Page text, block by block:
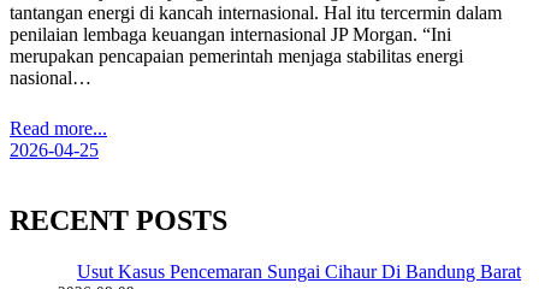
tantangan energi di kancah internasional. Hal itu tercermin dalam
penilaian lembaga keuangan internasional JP Morgan. “Ini
merupakan pencapaian pemerintah menjaga stabilitas energi
nasional…
Read more...
2026-04-25
RECENT POSTS
Usut Kasus Pencemaran Sungai Cihaur Di Bandung Barat